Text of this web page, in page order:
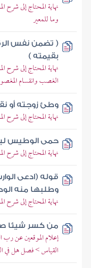
نهاية المحتاج إلى شرح
وما للمعير
( تضمن نفس
بقيمته )
نهاية المحتاج إلى
الغصب وانقسام
وطئ زوجته أو
نهاية المحتاج إلى
حمى الوطيس
نهاية المحتاج إلى
قوله (ادعى
وطلبها منه
نهاية المحتاج إلى
من كسر شيئا
إعلام الموقعين عن
القياس > فصل هل في